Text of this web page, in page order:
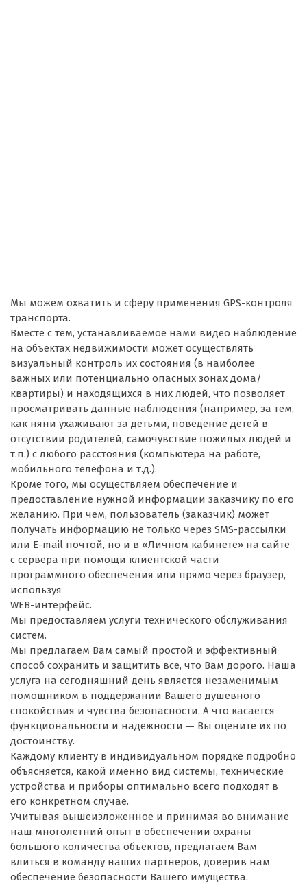
Мы можем охватить и сферу применения GPS-контроля
транспорта.
Вместе с тем, устанавливаемое нами видео наблюдение
на объектах недвижимости может осуществлять
визуальный контроль их состояния (в наиболее
важных или потенциально опасных зонах дома/
квартиры) и находящихся в них людей, что позволяет
просматривать данные наблюдения (например, за тем,
как няни ухаживают за детьми, поведение детей в
отсутствии родителей, самочувствие пожилых людей и
т.п.) с любого расстояния (компьютера на работе,
мобильного телефона и т.д.).
Кроме того, мы осуществляем обеспечение и
предоставление нужной информации заказчику по его
желанию. При чем, пользователь (заказчик) может
получать информацию не только через SMS-рассылки
или Е-mail почтой, но и в «Личном кабинете» на сайте
с сервера при помощи клиентской части
программного обеспечения или прямо через браузер,
используя
WEB-интерфейс.
Мы предоставляем услуги технического обслуживания
систем.
Мы предлагаем Вам самый простой и эффективный
способ сохранить и защитить все, что Вам дорого. Наша
услуга на сегодняшний день является незаменимым
помощником в поддержании Вашего душевного
спокойствия и чувства безопасности. А что касается
функциональности и надёжности — Вы оцените их по
достоинству.
Каждому клиенту в индивидуальном порядке подробно
объясняется, какой именно вид системы, технические
устройства и приборы оптимально всего подходят в
его конкретном случае.
Учитывая вышеизложенное и принимая во внимание
наш многолетний опыт в обеспечении охраны
большого количества объектов, предлагаем Вам
влиться в команду наших партнеров, доверив нам
обеспечение безопасности Вашего имущества.